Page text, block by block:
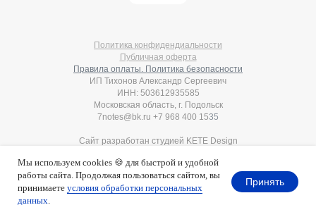
Политика конфидендиальности
Публичная оферта
Правила оплаты. Политика безопасности
ИП Тихонов Александр Сергеевич
ИНН: 503612935585
Московская область, г. Подольск
7notes@bk.ru +7 968 400 1535
Сайт разработан студией KETE Design
Мы используем cookies 🍪 для быстрой и удобной
работы сайта. Продолжая пользоваться сайтом, вы
принимаете условия обработки персональных
данных.
Принять
Made on Tilda